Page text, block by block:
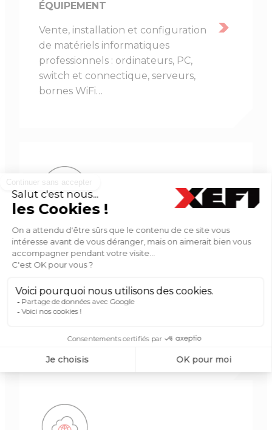
ÉQUIPEMENT
Vente, installation et configuration
de matériels informatiques
professionnels : ordinateurs, PC,
switch et connectique, serveurs,
bornes WiFi…
SÉCURITÉ
Solutions de sécurité pour prévenir
protection de l’ensemble de votre
système informatique : votre
travail et vos emails.